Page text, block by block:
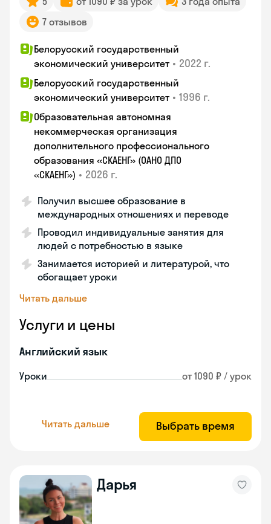
7 отзывов
Белорусский государственный
экономический университет • 2022 г.
Белорусский государственный
экономический университет • 1996 г.
Образовательная автономная
некоммерческая организация
дополнительного профессионального
образования «СКАЕНГ» (ОАНО ДПО
«СКАЕНГ») • 2026 г.
Получил высшее образование в
международных отношениях и переводе
Проводил индивидуальные занятия для
людей с потребностью в языке
Занимается историей и литературой, что
обогащает уроки
Читать дальше
Услуги и цены
Английский язык
Уроки от 1090 ₽ / урок
Читать дальше Выбрать время
Дарья